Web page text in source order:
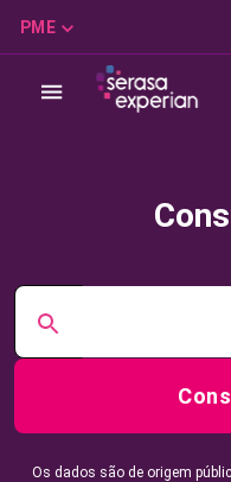
PME
Os dados são de origem